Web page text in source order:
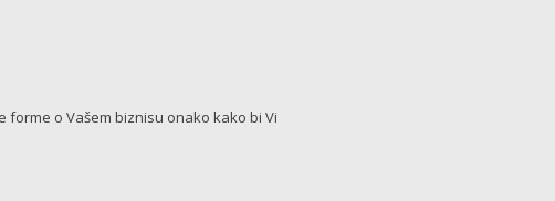
o Vašem biznisu onako kako bi Vi